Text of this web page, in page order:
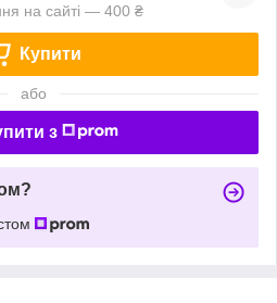
на сайті — 400 ₴
Купити
або
з